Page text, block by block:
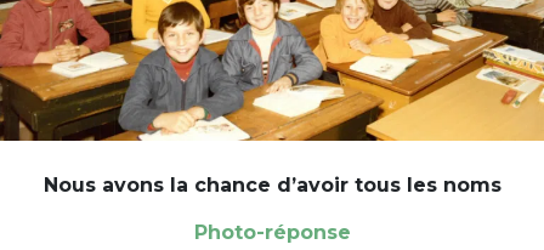
Nous avons la chance d’avoir tous les noms
Photo-réponse